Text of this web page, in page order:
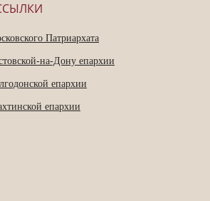
Патриархата
на-Дону епархии
епархии
епархии